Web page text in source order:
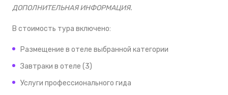
ДОПОЛНИТЕЛЬНАЯ ИНФОРМАЦИЯ.
В стоимость тура включено:
Размещение в отеле выбранной категории
Завтраки в отеле (3)
Услуги профессионального гида